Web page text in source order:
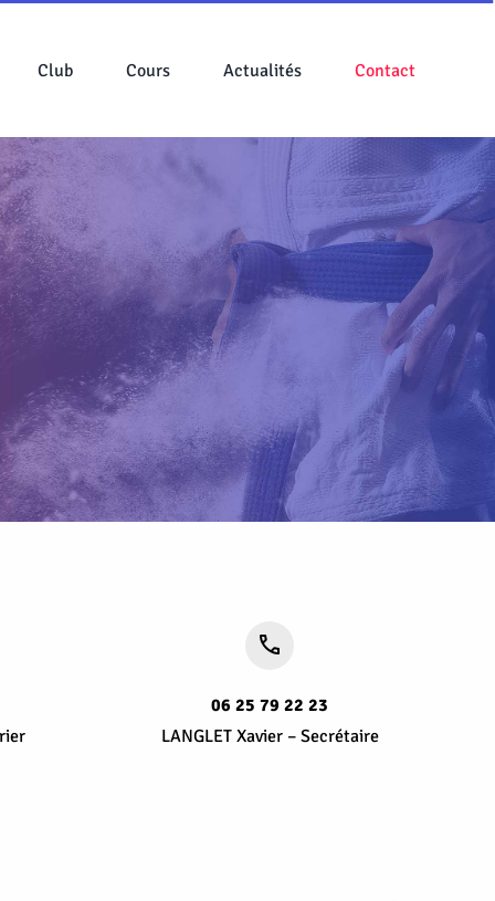
Club Cours Actualités Contact
06 25 79 22 23
LANGLET Xavier – Secrétaire